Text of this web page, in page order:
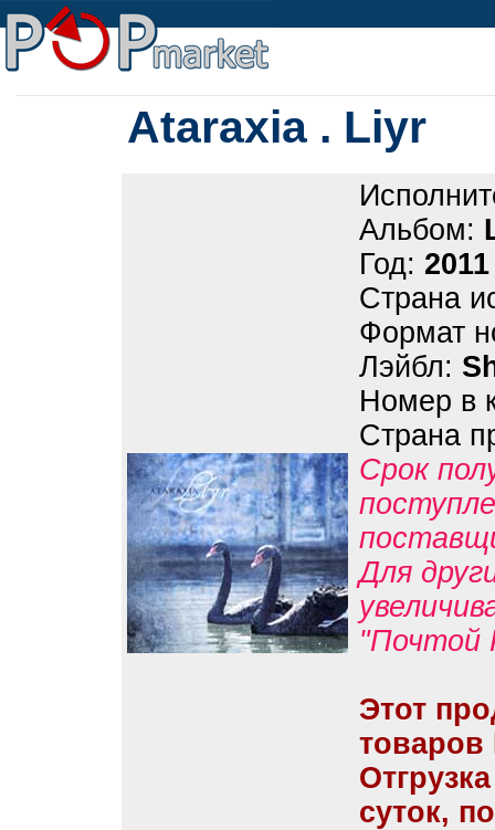
Ataraxia . Liyr
Альбом:
Год: 2011
Страна
Формат
Лэйбл:
Номер в
Страна
Срок
Для
"Почтой
Этот
товаров
суток,